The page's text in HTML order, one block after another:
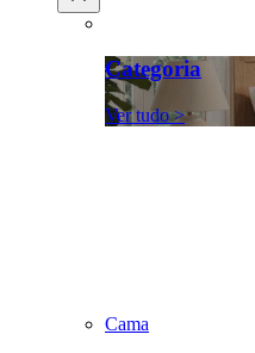
Categoria
Ver tudo >
Cama